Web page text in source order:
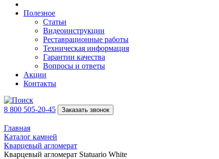
Полезное
Статьи
Видеоинструкции
Реставрационные работы
Техническая информация
Гарантии качества
Вопросы и ответы
Акции
Контакты
8 800 505-20-45 Заказать звонок
Главная
Каталог камней
Кварцевый агломерат
Кварцевый агломерат Statuario White